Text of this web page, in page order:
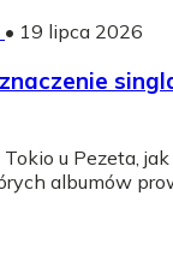
• 19 lipca 2026
u Pezeta, jak
albumów